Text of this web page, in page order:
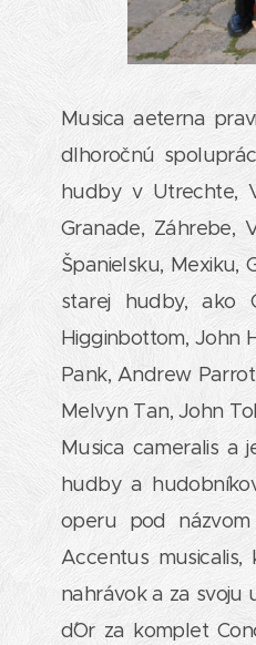
Musica aeterna
dlhoročnú
hudby v Utrechte,
Granade, Záhrebe,
Španielsku, Mexiku,
starej hudby, ako
Higginbottom, John
Pank, Andrew
Melvyn Tan, John
Musica cameralis a
hudby a
operu pod názvom
Accentus
nahrávok a za svoju
d´Or za komplet